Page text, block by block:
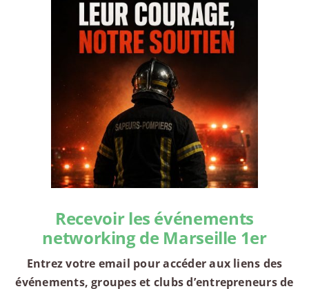
Recevoir les événements
networking de Marseille 1er
Entrez votre email pour accéder aux liens des
événements, groupes et clubs d’entrepreneurs de